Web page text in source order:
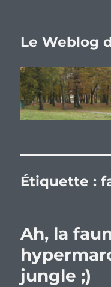
Le Weblog
Étiquette :
Ah, la
jungle ;)